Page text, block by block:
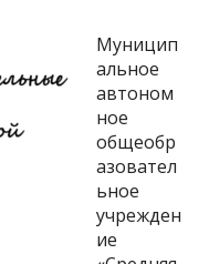
Муницип
альное
автоном
ное
общеобр
азовател
ьное
учрежден
ие